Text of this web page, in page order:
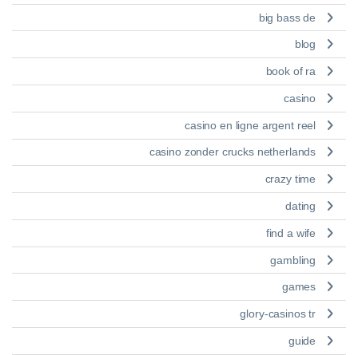
big bass de
blog
book of ra
casino
casino en ligne argent reel
casino zonder crucks netherlands
crazy time
dating
find a wife
gambling
games
glory-casinos tr
guide